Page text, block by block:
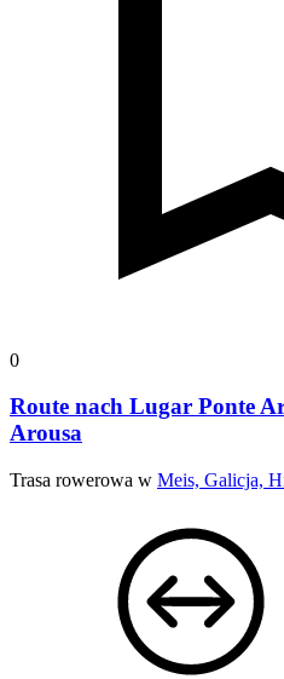
0
Route nach Lugar Ponte
Arousa
Trasa rowerowa w Meis, Galicja,